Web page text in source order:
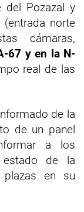
del Pozazal y
norte
cámaras,
67 y en la N-
real de las
de la
de un panel
a los
de la
plazas en su